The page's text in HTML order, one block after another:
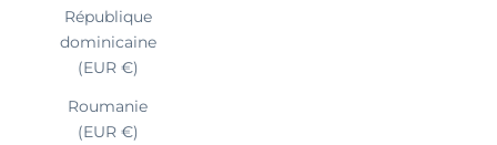
République
dominicaine
(EUR €)
Roumanie
(EUR €)